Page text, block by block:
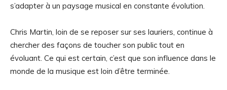
s’adapter à un paysage musical en constante évolution.
Chris Martin, loin de se reposer sur ses lauriers, continue à
chercher des façons de toucher son public tout en
évoluant. Ce qui est certain, c’est que son influence dans le
monde de la musique est loin d’être terminée.